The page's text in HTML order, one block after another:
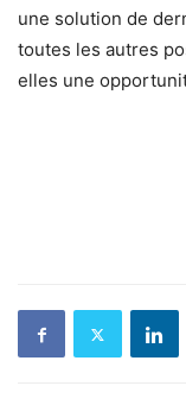
une solution de
toutes les autres
elles une